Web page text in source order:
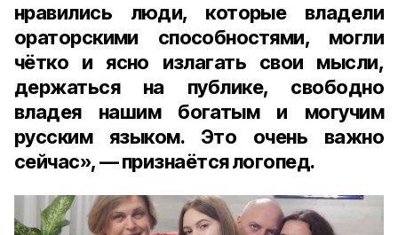
нравились люди, которые владели
ораторскими способностями, могли
чётко и ясно излагать свои мысли,
держаться на публике, свободно
владея нашим богатым и могучим
русским языком. Это очень важно
сейчас», — признаётся логопед.